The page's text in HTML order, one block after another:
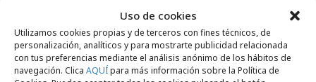
Uso de cookies
Utilizamos cookies propias y de terceros con fines técnicos, de
personalización, analíticos y para mostrarte publicidad relacionada
con tus preferencias mediante el análisis anónimo de los hábitos de
navegación. Clica AQUÍpara más información sobre la Política de
Profesionales
martes, 28 de octubre 2008
Francisco R. Kleiber, director de marketing